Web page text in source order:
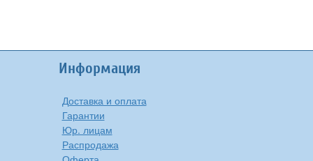
Информация
Доставка и оплата
Гарантии
Юр. лицам
Распродажа